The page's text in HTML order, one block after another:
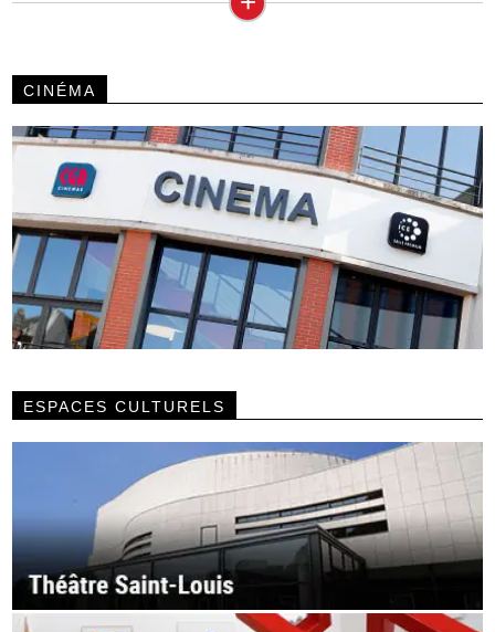
CINÉMA
ESPACES CULTURELS